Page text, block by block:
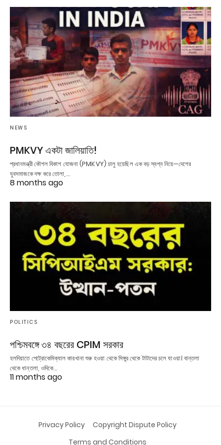
NEWS
PMKVY একটা জালিয়াতি!
প্রধানমন্ত্রী কৌশল বিকাশ যোজনা (PMKVY) চালু হয়েছিল এক বড় স্বপ্ন নিয়ে—দেশের
যুবসমাজকে দক্ষ করে তোলা,…
8 months ago
POLITICS
পশ্চিমবঙ্গে ৩৪ বছরের CPIM সরকার
হলদিয়াতে পেট্রোকেমিক্যাল কারখানা শুরু হওয়া থেকে সিঙ্গুর থেকে টাটাদের চলে যাওয়া। বান্তলা
থেকে ধান্তলা, ওদিকে…
11 months ago
Privacy Policy
Copyright Dispute Policy
Terms and Conditions